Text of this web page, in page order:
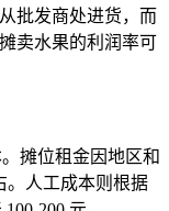
批发商处进货，而
卖水果的利润率可
摊位租金因地区和
。人工成本则根据